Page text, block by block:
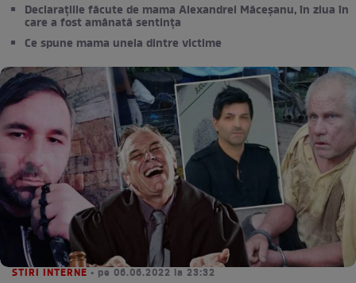
Declarațiile făcute de mama Alexandrei Măceşanu, în ziua în
care a fost amânată sentința
Ce spune mama uneia dintre victime
STIRI INTERNE • pe 06.06.2022 la 23:32